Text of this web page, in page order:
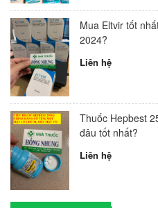
Mua Eltvir tốt
2024?
Liên hệ
Thuốc Hepbest
đâu tốt nhất?
Liên hệ